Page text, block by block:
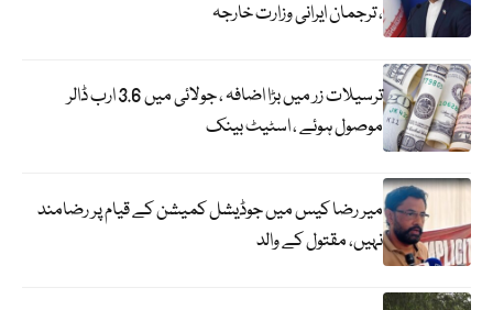
، ترجمان ایرانی وزارت خارجہ
ترسیلات زر میں بڑا اضافہ ، جولائی میں 3.6 ارب ڈالر
موصول ہوئے ، اسٹیٹ بینک
میر رضا کیس میں جوڈیشل کمیشن کے قیام پر رضامند
نہیں، مقتول کے والد